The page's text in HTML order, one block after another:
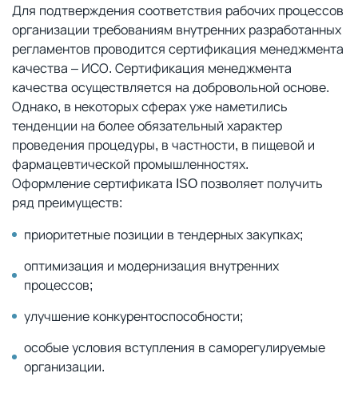
Для подтверждения соответствия рабочих процессов
организации требованиям внутренних разработанных
регламентов проводится сертификация менеджмента
качества – ИСО. Сертификация менеджмента
качества осуществляется на добровольной основе.
Однако, в некоторых сферах уже наметились
тенденции на более обязательный характер
проведения процедуры, в частности, в пищевой и
фармацевтической промышленностях.
Оформление сертификата ISO позволяет получить
ряд преимуществ:
приоритетные позиции в тендерных закупках;
оптимизация и модернизация внутренних
процессов;
улучшение конкурентоспособности;
особые условия вступления в саморегулируемые
организации.